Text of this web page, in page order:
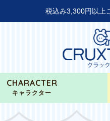
税込み3,300円以上
CHARACTER
キャラクター